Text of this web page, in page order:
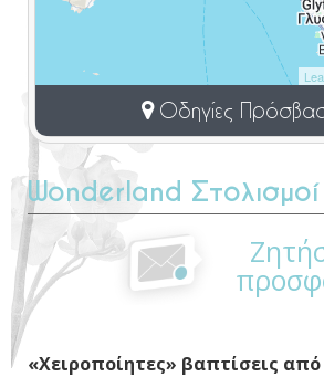
Οδηγίες
Wonderland Στολισμοί
«Χειροποίητες» βαπτίσεις